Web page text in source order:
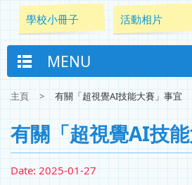
學校小冊子 活動相片
MENU
主頁 > 有關「超視覺AI技能大賽」事宜
有關「超視覺AI技
Date: 2025-01-27